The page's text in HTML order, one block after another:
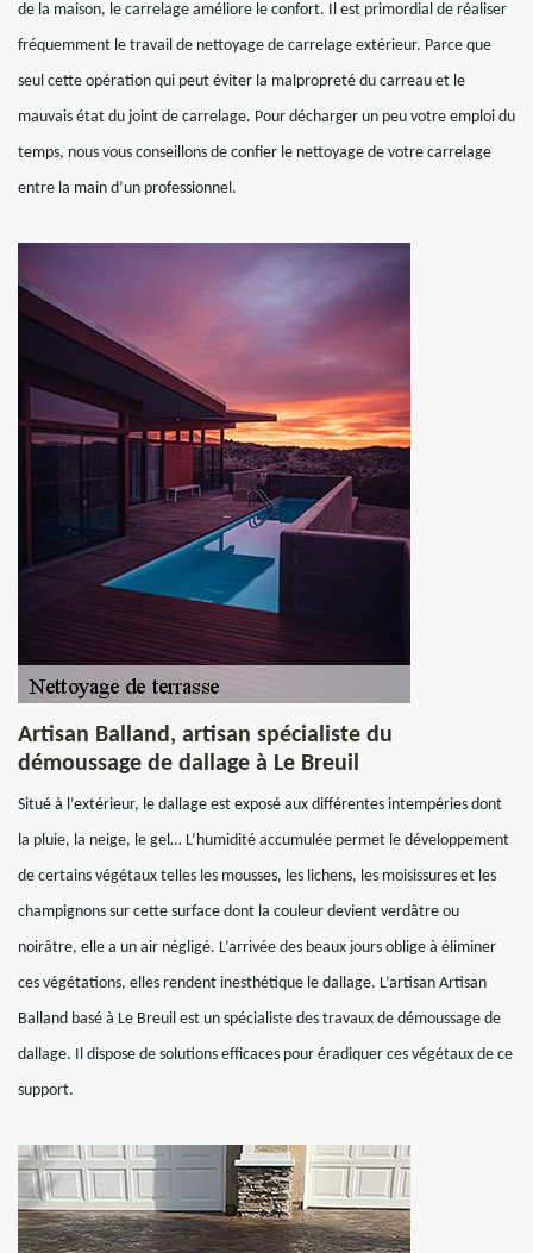
de la maison, le carrelage améliore le confort. Il est primordial de réaliser
fréquemment le travail de nettoyage de carrelage extérieur. Parce que
seul cette opération qui peut éviter la malpropreté du carreau et le
mauvais état du joint de carrelage. Pour décharger un peu votre emploi du
temps, nous vous conseillons de confier le nettoyage de votre carrelage
entre la main d’un professionnel.
Artisan Balland, artisan spécialiste du
démoussage de dallage à Le Breuil
Situé à l’extérieur, le dallage est exposé aux différentes intempéries dont
la pluie, la neige, le gel… L’humidité accumulée permet le développement
de certains végétaux telles les mousses, les lichens, les moisissures et les
champignons sur cette surface dont la couleur devient verdâtre ou
noirâtre, elle a un air négligé. L’arrivée des beaux jours oblige à éliminer
ces végétations, elles rendent inesthétique le dallage. L’artisan Artisan
Balland basé à Le Breuil est un spécialiste des travaux de démoussage de
dallage. Il dispose de solutions efficaces pour éradiquer ces végétaux de ce
support.